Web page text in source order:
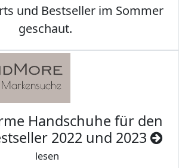
und Bestseller im Sommer
geschaut.
Handschuhe für den
2022 und 2023
lesen